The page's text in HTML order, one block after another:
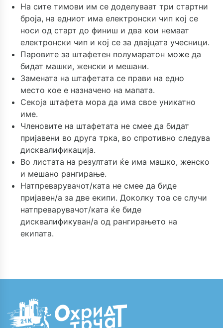
На сите тимови им се доделуваат три стартни
броја, на едниот има електронски чип кој се
носи од старт до финиш и два кои немаат
електронски чип и кој се за двајцата учесници.
Паровите за штафетен полумаратон може да
бидат машки, женски и мешани.
Замената на штафетата се прави на едно
место кое е назначено на мапата.
Секоја штафета мора да има свое уникатно
име.
Членовите на штафетата не смее да бидат
пријавени во друга трка, во спротивно следува
дисквалификација.
Во листата на резултати ќе има машко, женско
и мешано рангирање.
Натпреварувачот/ката не смее да биде
пријавен/а за две екипи. Доколку тоа се случи
натпреварувачот/ката ќе биде
дисквалификуван/а од рангирањето на
екипата.